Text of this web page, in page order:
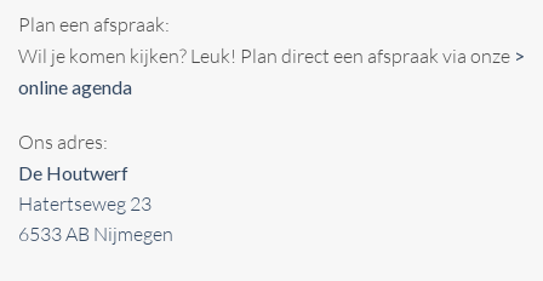
Plan een afspraak:
Wil je komen kijken? Leuk! Plan direct een afspraak via onze >
online agenda
Ons adres:
De Houtwerf
Hatertseweg 23
6533 AB Nijmegen